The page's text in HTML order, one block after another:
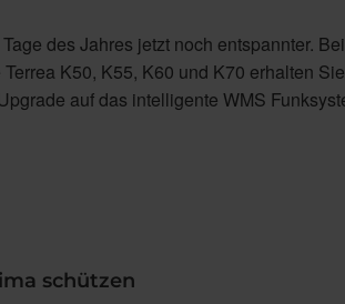
des Jahres jetzt noch entspannter.
K50, K55, K60 und K70 erhalten
auf das intelligente WMS
schützen